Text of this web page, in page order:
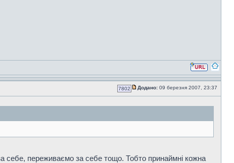
7802 Додано: 09 березня 2007, 23:37
переживаємо за себе тощо. Тобто принаймні кожна